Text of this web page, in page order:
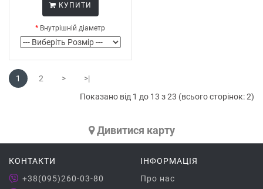
КУПИТИ
Внутрішній діаметр
1 2 >
>|
Показано від 1 до 13 з 23 (всього сторінок: 2)
Дивитися карту
КОНТАКТИ
+38(095)260-03-80
ІНФОРМАЦІЯ
Про нас